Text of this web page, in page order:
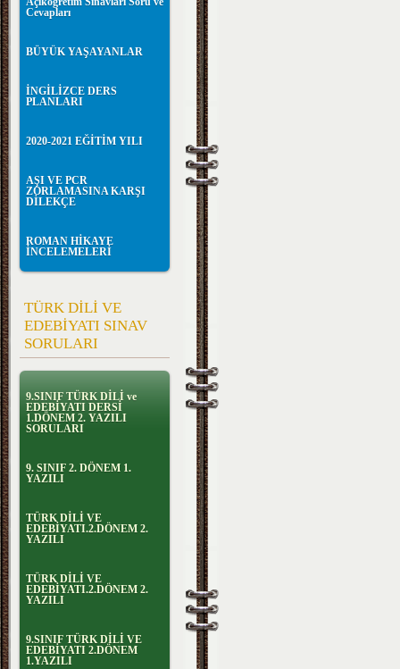
Cevapları
BÜYÜK YAŞAYANLAR
İNGİLİZCE DERS
PLANLARI
2020-2021 EĞİTİM YILI
AŞI VE PCR
ZORLAMASINA KARŞI
DİLEKÇE
ROMAN HİKAYE
İNCELEMELERİ
TÜRK DİLİ VE
EDEBİYATI SINAV
SORULARI
9.SINIF TÜRK DİLİ ve
EDEBİYATI DERSİ
1.DÖNEM 2. YAZILI
SORULARI
9. SINIF 2. DÖNEM 1.
YAZILI
TÜRK DİLİ VE
EDEBİYATI.2.DÖNEM 2.
YAZILI
TÜRK DİLİ VE
EDEBİYATI.2.DÖNEM 2.
YAZILI
9.SINIF TÜRK DİLİ VE
EDEBİYATI 2.DÖNEM
1.YAZILI